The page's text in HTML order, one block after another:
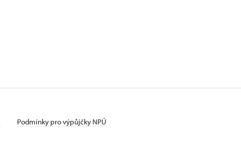
Podmínky pro výpůjčky NPÚ